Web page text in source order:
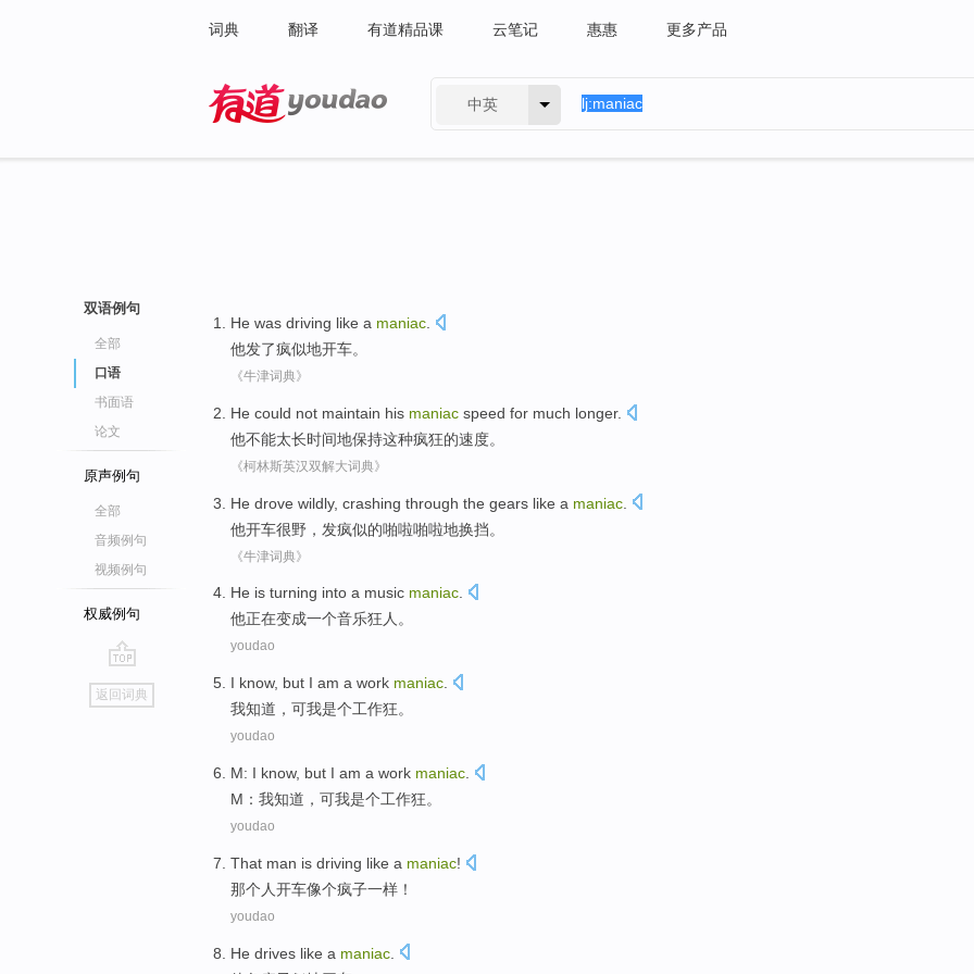
词典 翻译 有道精品课 云笔记 惠惠 更多产品
中英
双语例句
全部
口语
书面语
论文
原声例句
全部
音频例句
视频例句
权威例句
go
top
返回词典
He was driving like a maniac
他发了疯似地开车。
《牛津词典》
He could not maintain his maniac speed for much longer.
他不能太长时间地保持这种疯狂的速度。
《柯林斯英汉双解大词典》
He drove wildly, crashing through the gears like a maniac
他开车很野 ，发疯似的啪啦啪啦地换挡。
《牛津词典》
He is turning into a music maniac.
他正在变成一个音乐狂人。
youdao
I know, but I am a work maniac
我知道 ， 可我是个工作狂。
youdao
M: I know, but I am a work maniac
M ： 我知道 ， 可我是个工作狂。
youdao
That man is driving like a maniac!
那个 人开车像个疯子一样 ！
youdao
He drives like a maniac